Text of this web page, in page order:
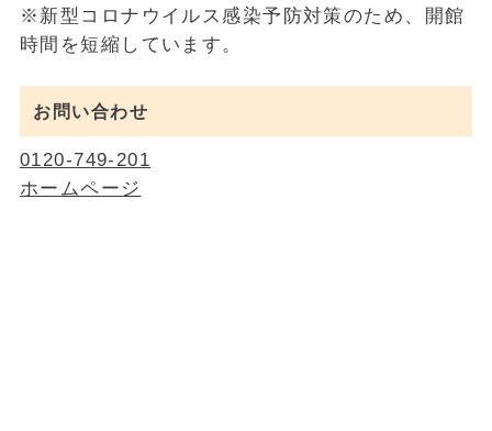
※新型コロナウイルス感染予防対策のため、開館
時間を短縮しています。
お問い合わせ
0120-749-201
ホームページ